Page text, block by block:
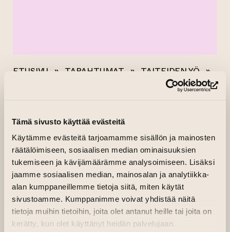
Tämä sivusto käyttää evästeitä
Käytämme evästeitä tarjoamamme sisällön ja mainosten
räätälöimiseen, sosiaalisen median ominaisuuksien
tukemiseen ja kävijämäärämme analysoimiseen. Lisäksi
jaamme sosiaalisen median, mainosalan ja analytiikka-
alan kumppaneillemme tietoja siitä, miten käytät
sivustoamme. Kumppanimme voivat yhdistää näitä
tietoja muihin tietoihin, joita olet antanut heille tai joita on
kerätty, kun olet käyttänyt heidän palvelujaan.
ETUSIVU » TAPAHTUMAT » TAITEIDEN YÖ »
TAITEIDEN YÖ/ NIKKOTAKKO JEWELRY SHOP
TAITEIDEN YÖ/
NIKKOTAKKO
JEWELRY SHOP
15.08.2024 klo 16.00—22.00